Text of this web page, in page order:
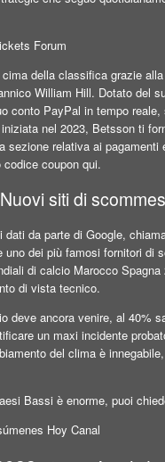
Forum
della classifica grazie
William Hill. Dotato
conto PayPal in tempo
nel 2023, Betsson ti
sezione relativa ai
coupon qui.
siti di
dati da parte di Google,
dei più famosi fornitori di
di calcio Marocco
di vista tecnico.
deve ancora venire, al 40%
un maxi incidente
del clima è
Bassi è enorme, puoi
Hoy Canal